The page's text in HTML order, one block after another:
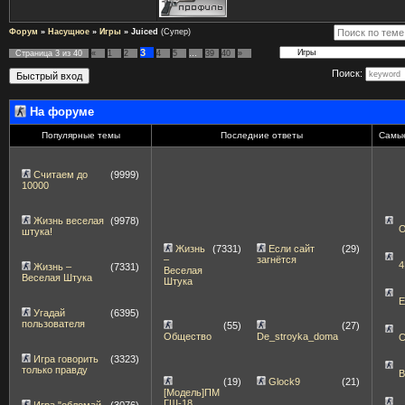
Форум » Насущное » Игры » Juiced (Супер)
Страница 3 из 40 « 1 2 3 4 5 … 39 40 »
Поиск:
На форуме
Популярные темы Последние ответы
Считаем до
10000
(9999)
Жизнь веселая
штука!
(9978)
Жизнь –
Веселая Штука
(7331)
Угадай
пользователя
(6395)
Игра говорить
только правду
(3323)
Жизнь
–
Веселая
Штука
(7331)
Если сайт
загнётся
(29)
Общество
(55)
De_stroyka_doma
(27)
[Модель]ПМ
(19) Glock9 (21)